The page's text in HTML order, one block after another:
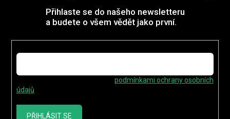
Přihlaste se do našeho newsletteru
a budete o všem vědět jako první.
podmínkami ochrany osobních
údajů
PŘIHLÁSIT SE